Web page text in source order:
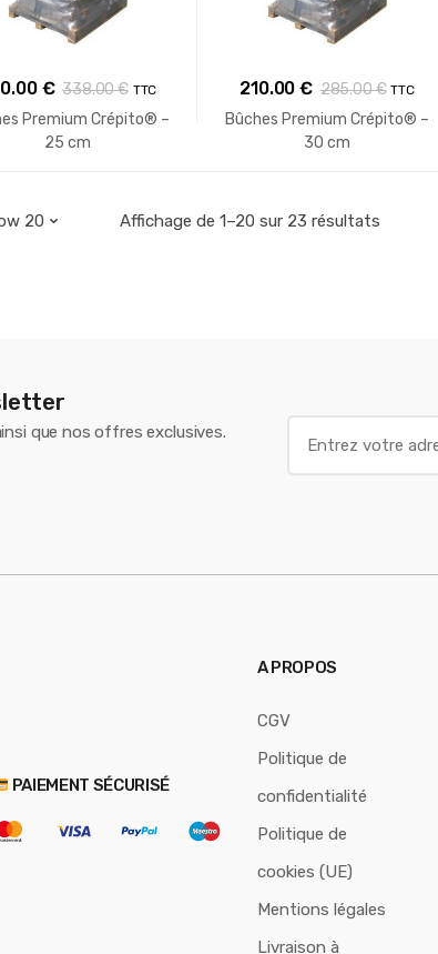
€ 338.00€ TTC
Premium Crépito® –
25 cm
210.00€ 285.00€ TTC
Bûches Premium Crépito® –
30 cm
Affichage de 1–20 sur 23 résultats
que nos offres exclusives.
PAIEMENT SÉCURISÉ
A PROPOS
CGV
Politique de
confidentialité
Politique de
cookies (UE)
Mentions légales
Livraison à